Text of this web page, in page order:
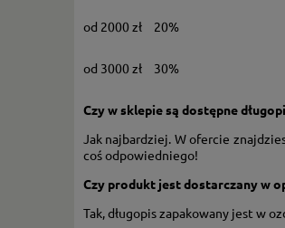
od 2000 zł 20%
od 3000 zł 30%
Czy w sklepie są dostępne
Jak najbardziej. W ofercie
coś odpowiedniego!
Czy produkt jest dostarczany w
Tak, długopis zapakowany jest w